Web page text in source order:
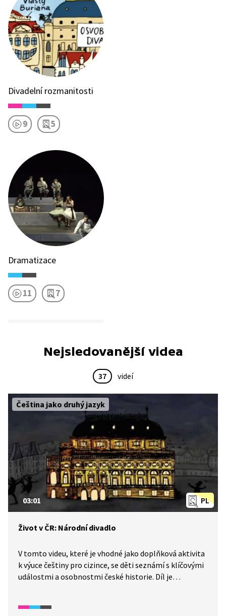
Divadelní rozmanitosti
9 5
Dramatizace
11 7
Nejsledovanější videa
37 videí
Čeština jako druhý jazyk
PL
03:01
Život v ČR: Národní divadlo
V tomto videu, které je vhodné jako doplňková aktivita
k výuce češtiny pro cizince, se děti seznámí s klíčovými
událostmi a osobnostmi české historie. Díl je